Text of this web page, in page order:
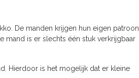
De manden krijgen hun eigen patroon
is er slechts één stuk verkrijgbaar
Hierdoor is het mogelijk dat er kleine